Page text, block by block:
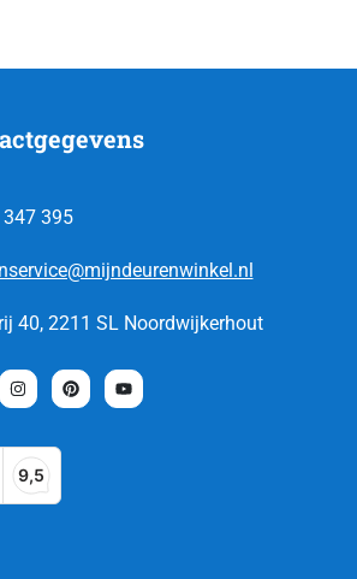
347 395
40, 2211 SL Noordwijkerhout